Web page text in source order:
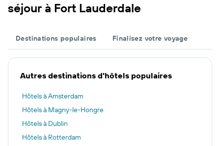
séjour à Fort Lauderdale
Destinations populaires Finalisez votre voyage
Autres destinations d'hôtels populaires
Hôtels à Amsterdam
Hôtels à Magny-le-Hongre
Hôtels à Dublin
Hôtels à Rotterdam